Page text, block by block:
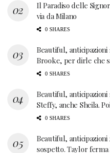
Il Paradiso delle
via da Milano
0 SHARES
Beautiful, anticipazioni
Brooke, per dirle che
0 SHARES
Beautiful,
Steffy, anche Sheila.
0 SHARES
Beautiful,
sospetto. Taylor ferma